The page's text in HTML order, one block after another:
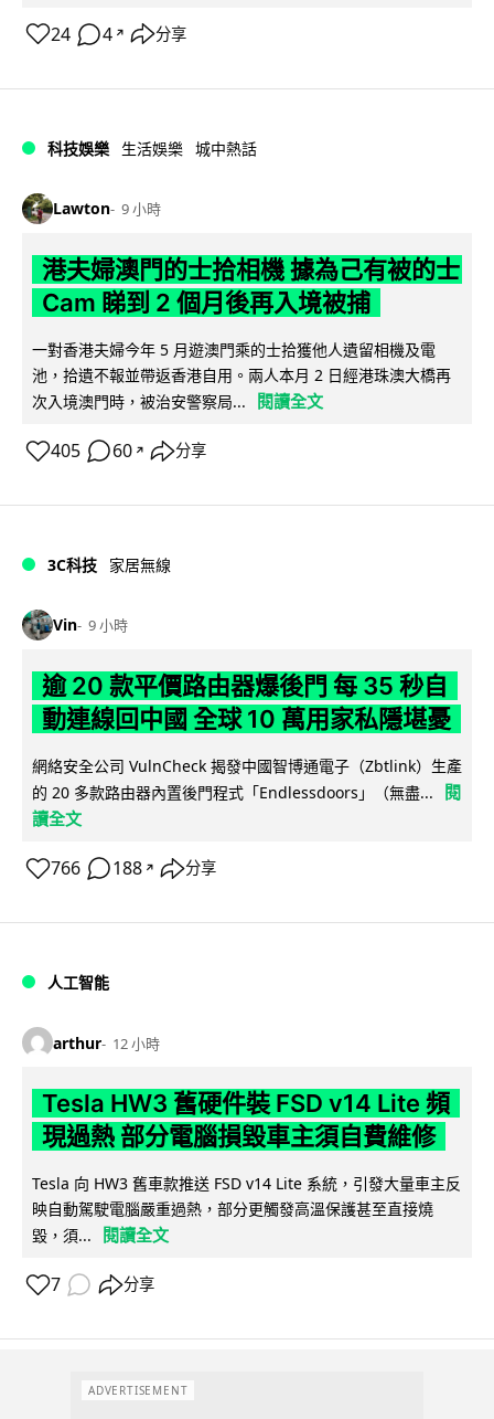
24 4 ↗ 分享
科技娛樂 生活娛樂 城中熱話
Lawton 9 小時
港夫婦澳門的士拾相機 據為己有被的士
Cam 睇到 2 個月後再入境被捕
一對香港夫婦今年 5 月遊澳門乘的士拾獲他人遺留相機及電
池，拾遺不報並帶返香港自用。兩人本月 2 日經港珠澳大橋再
次入境澳門時，被治安警察局...
閱讀全文
405 60 ↗ 分享
3C科技 家居無線
Vin 9 小時
逾 20 款平價路由器爆後門 每 35 秒自
動連線回中國 全球 10 萬用家私隱堪憂
網絡安全公司 VulnCheck 揭發中國智博通電子（Zbtlink）生產
的 20 多款路由器內置後門程式「Endlessdoors」（無盡...
閱
讀全文
766 188 ↗ 分享
人工智能
arthur 12 小時
Tesla HW3 舊硬件裝 FSD v14 Lite 頻
現過熱 部分電腦損毀車主須自費維修
Tesla 向 HW3 舊車款推送 FSD v14 Lite 系統，引發大量車主反
映自動駕駛電腦嚴重過熱，部分更觸發高溫保護甚至直接燒
毀，須...
閱讀全文
7 分享
ADVERTISEMENT